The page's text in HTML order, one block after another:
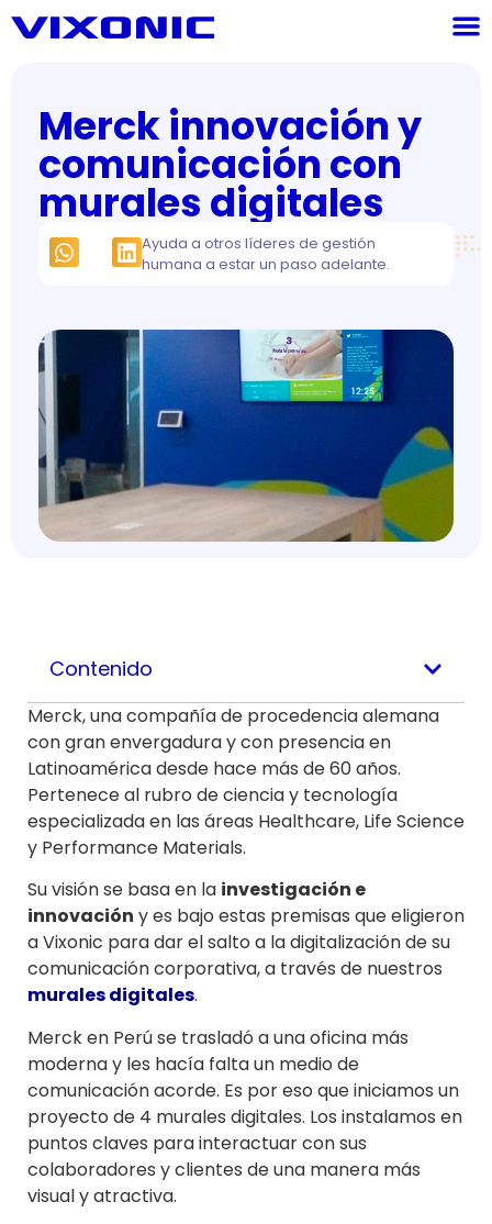
Merck innovación y
comunicación con
murales digitales
Ayuda a otros líderes de gestión
humana a estar un paso adelante.
Contenido
Merck, una compañía de procedencia alemana
con gran envergadura y con presencia en
Latinoamérica desde hace más de 60 años.
Pertenece al rubro de ciencia y tecnología
especializada en las áreas Healthcare, Life Science
y Performance Materials.
Su visión se basa en la investigación e
innovación y es bajo estas premisas que eligieron
a Vixonic para dar el salto a la digitalización de su
comunicación corporativa, a través de nuestros
murales digitales.
Merck en Perú se trasladó a una oficina más
moderna y les hacía falta un medio de
comunicación acorde. Es por eso que iniciamos un
proyecto de 4 murales digitales. Los instalamos en
puntos claves para interactuar con sus
colaboradores y clientes de una manera más
visual y atractiva.